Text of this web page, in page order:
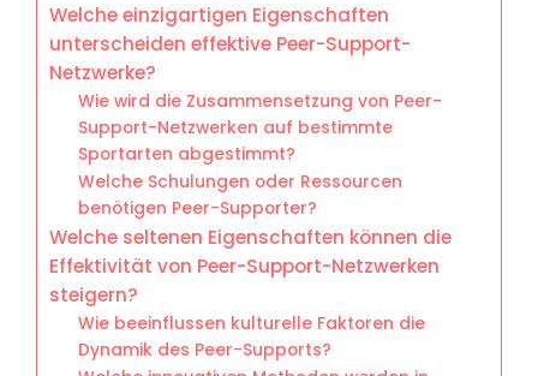
Welche einzigartigen Eigenschaften
unterscheiden effektive Peer-Support-
Netzwerke?
Wie wird die Zusammensetzung von Peer-
Support-Netzwerken auf bestimmte
Sportarten abgestimmt?
Welche Schulungen oder Ressourcen
benötigen Peer-Supporter?
Welche seltenen Eigenschaften können die
Effektivität von Peer-Support-Netzwerken
steigern?
Wie beeinflussen kulturelle Faktoren die
Dynamik des Peer-Supports?